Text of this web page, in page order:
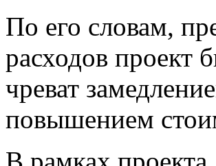
По его словам,
расходов проект
чреват
повышением